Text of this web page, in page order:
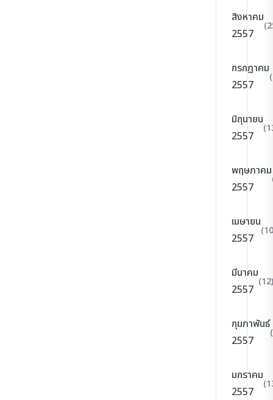
สิงหาคม
2557
กรกฎาคม
2557
มิถุนายน
2557
พฤษภาคม
2557
เมษายน
2557
มีนาคม
2557
(12)
กุมภาพันธ์
2557
มกราคม
2557